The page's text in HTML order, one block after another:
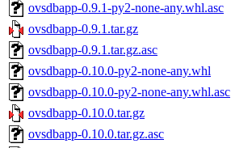
ovsdbapp-0.9.1-py2-none-any.whl.asc
ovsdbapp-0.9.1.tar.gz
ovsdbapp-0.9.1.tar.gz.asc
ovsdbapp-0.10.0-py2-none-any.whl
ovsdbapp-0.10.0-py2-none-any.whl.asc
ovsdbapp-0.10.0.tar.gz
ovsdbapp-0.10.0.tar.gz.asc